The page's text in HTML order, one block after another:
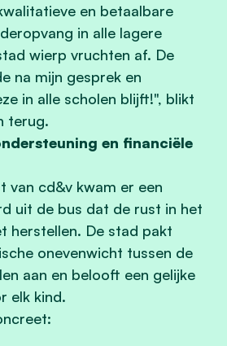
en betaalbare
in alle lagere
wierp vruchten af. De
na mijn gesprek en
in alle scholen blijft!", blikt
terug.
en financiële
van cd&v kwam er een
uit de bus dat de rust in het
herstellen. De stad pakt
onevenwicht tussen de
aan en belooft een gelijke
elk kind.